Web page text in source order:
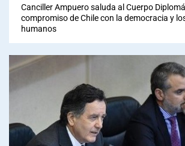
Canciller Ampuero saluda al Cuerpo
compromiso de Chile con la democracia y
humanos